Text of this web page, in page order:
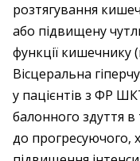
розтягування
або підвищену
функції кишечнику
Вісцеральна
у пацієнтів з ФР
балонного здуття
до прогресуючого,